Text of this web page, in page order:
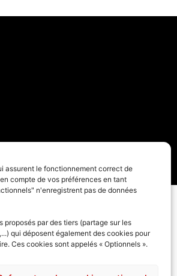
assurent le fonctionnement correct de
compte de vos préférences en tant
n'enregistrent pas de données
proposés par des tiers (partage sur les
qui déposent également des cookies pour
Ces cookies sont appelés « Optionnels ».